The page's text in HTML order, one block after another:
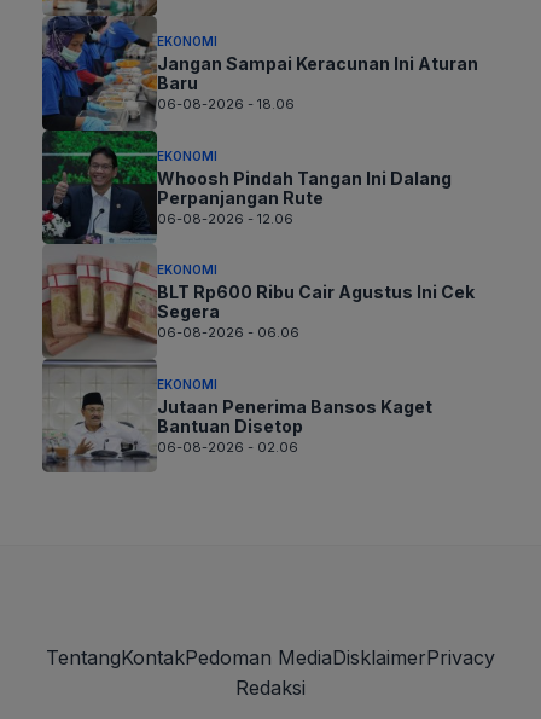
EKONOMI
Jangan Sampai Keracunan Ini Aturan
Baru
06-08-2026 - 18.06
EKONOMI
Whoosh Pindah Tangan Ini Dalang
Perpanjangan Rute
06-08-2026 - 12.06
EKONOMI
BLT Rp600 Ribu Cair Agustus Ini Cek
Segera
06-08-2026 - 06.06
EKONOMI
Jutaan Penerima Bansos Kaget
Bantuan Disetop
06-08-2026 - 02.06
TentangKontakPedoman MediaDisklaimerPrivacy
Redaksi